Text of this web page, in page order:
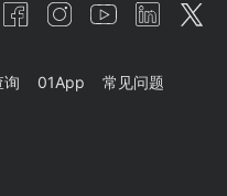
询 01App 常见问题